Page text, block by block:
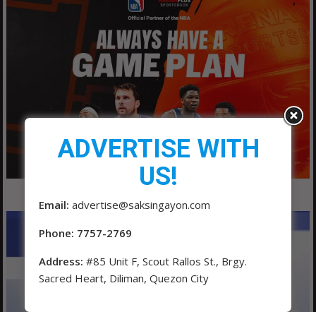
ADVERTISE WITH
US!
Email: advertise@saksingayon.com
Phone: 7757-2769
Address: #85 Unit F, Scout Rallos St., Brgy.
Sacred Heart, Diliman, Quezon City